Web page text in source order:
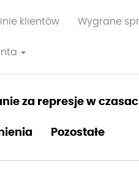
klientów Wygrane
za represje w
Pozostałe